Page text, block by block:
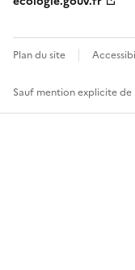
Plan du site
Sauf mention explicite